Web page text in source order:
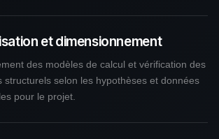
et dimensionnement
des modèles de calcul et vérification des
structurels selon les hypothèses et données
pour le projet.